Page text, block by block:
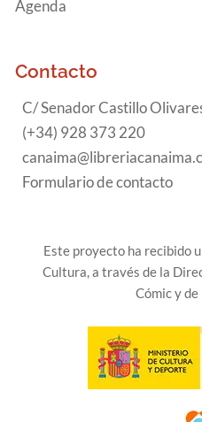
Agenda
Contacto
C/ Senador Castillo
(+34) 928 373 220
Formulario de contacto
Este proyecto ha recibido
Cultura, a través de la
Cómic y